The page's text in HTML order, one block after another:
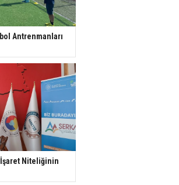
Antrenmanları
Niteliğinin